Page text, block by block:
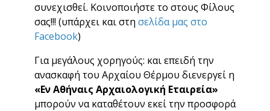
συνεχισθεί. Κοινοποιήστε το στους Φίλους
σας!!! (υπάρχει και στη σελίδα μας στο
Facebook)
Για μεγάλους χορηγούς: και επειδή την
ανασκαφή του Αρχαίου Θέρμου διενεργεί η
«Εν Αθήναις Αρχαιολογική Εταιρεία»
μπορούν να καταθέτουν εκεί την προσφορά